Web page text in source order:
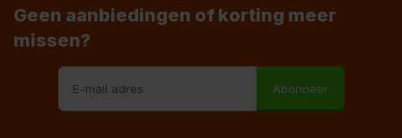
Geen aanbiedingen of korting meer
missen?
Abonneer